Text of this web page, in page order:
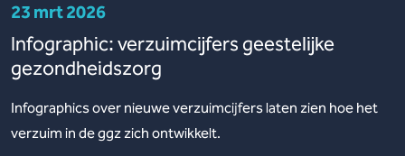
23 mrt 2026
Infographic: verzuimcijfers geestelijke
gezondheidszorg
Infographics over nieuwe verzuimcijfers laten zien hoe het
verzuim in de ggz zich ontwikkelt.